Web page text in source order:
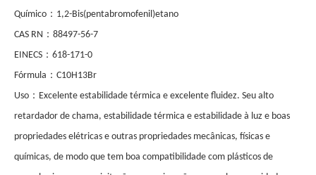
Químico ： 1,2-Bis(pentabromofenil)etano
CAS RN ： 88497-56-7
EINECS ： 618-171-0
Fórmula ： C10H13Br
Uso ： Excelente estabilidade térmica e excelente fluidez. Seu alto
retardador de chama, estabilidade térmica e estabilidade à luz e boas
propriedades elétricas e outras propriedades mecânicas, físicas e
químicas, de modo que tem boa compatibilidade com plásticos de